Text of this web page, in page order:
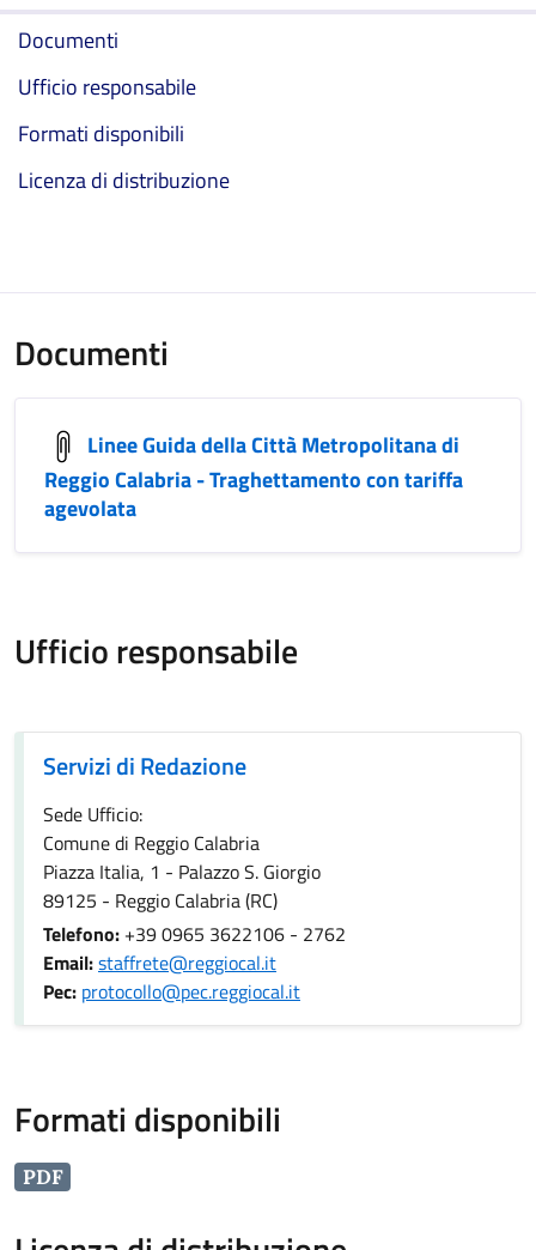
Documenti
Ufficio responsabile
Formati disponibili
Licenza di distribuzione
Documenti
Linee Guida della Città Metropolitana di
Reggio Calabria - Traghettamento con tariffa
agevolata
Ufficio responsabile
Servizi di Redazione
Sede Ufficio:
Comune di Reggio Calabria
Piazza Italia, 1 - Palazzo S. Giorgio
89125 - Reggio Calabria (RC)
Telefono: +39 0965 3622106 - 2762
Email:staffrete@reggiocal.it
Pec: protocollo@pec.reggiocal.it
Formati disponibili
PDF